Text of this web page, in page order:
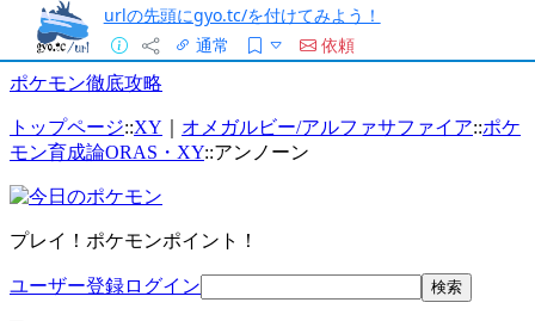
urlの先頭にgyo.tc/を付けてみよう！
通常
依頼